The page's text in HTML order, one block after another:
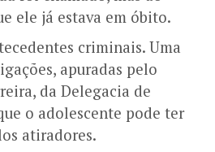
ele já estava em óbito.
criminais. Uma
apuradas pelo
da Delegacia de
o adolescente pode ter
atiradores.